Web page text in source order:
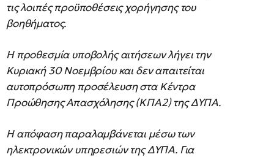
τις λοιπές προϋποθέσεις χορήγησης του
βοηθήματος.
Η προθεσμία υποβολής αιτήσεων λήγει την
Κυριακή 30 Νοεμβρίου και δεν απαιτείται
αυτοπρόσωπη προσέλευση στα Κέντρα
Προώθησης Απασχόλησης (ΚΠΑ2) της ΔΥΠΑ.
Η απόφαση παραλαμβάνεται μέσω των
ηλεκτρονικών υπηρεσιών της ΔΥΠΑ. Για